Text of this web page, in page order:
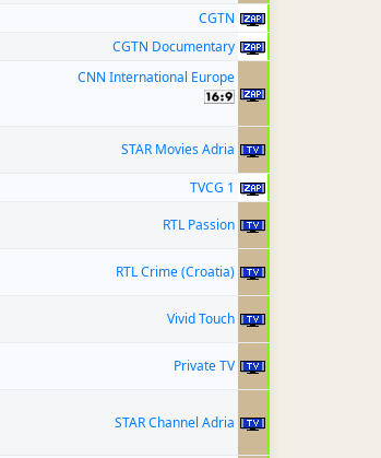
CGTN
CGTN Documentary
CNN International Europe
STAR Movies Adria
TVCG 1
RTL Passion
RTL Crime (Croatia)
Vivid Touch
Private TV
STAR Channel Adria